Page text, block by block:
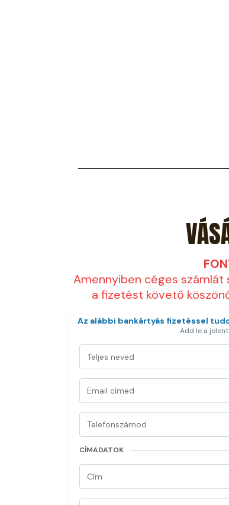
Amennyiben céges számlát
a fizetést követő
Az alábbi bankártyás fizetéssel
Add le a
CÍMADATOK